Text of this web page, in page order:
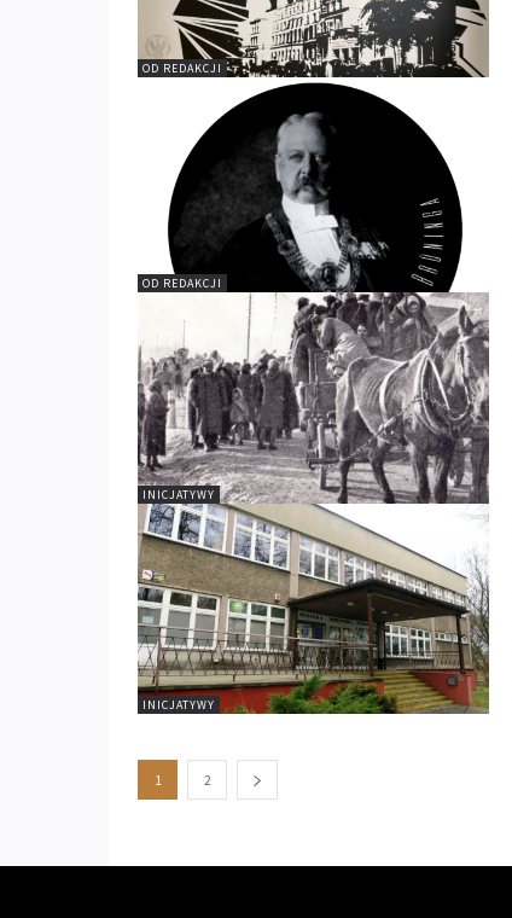
OD REDAKCJI
OD REDAKCJI
INICJATYWY
INICJATYWY
1 2